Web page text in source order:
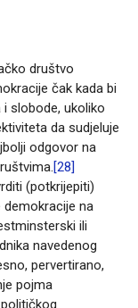
društvo
čak kada bi
slobode, ukoliko
da sudjeluje
odgovor na
[28]
(potkrijepiti)
na
ili
navedenog
pervertirano,
pojma